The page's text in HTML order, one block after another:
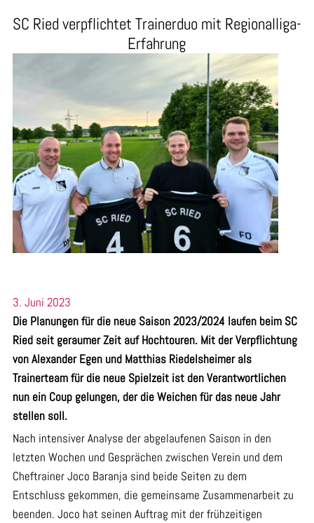
SC Ried verpflichtet Trainerduo mit Regionalliga-
Erfahrung
3. Juni 2023
Die Planungen für die neue Saison 2023/2024 laufen beim SC
Ried seit geraumer Zeit auf Hochtouren. Mit der Verpflichtung
von Alexander Egen und Matthias Riedelsheimer als
Trainerteam für die neue Spielzeit ist den Verantwortlichen
nun ein Coup gelungen, der die Weichen für das neue Jahr
stellen soll.
Nach intensiver Analyse der abgelaufenen Saison in den
letzten Wochen und Gesprächen zwischen Verein und dem
Cheftrainer Joco Baranja sind beide Seiten zu dem
Entschluss gekommen, die gemeinsame Zusammenarbeit zu
beenden. Joco hat seinen Auftrag mit der frühzeitigen